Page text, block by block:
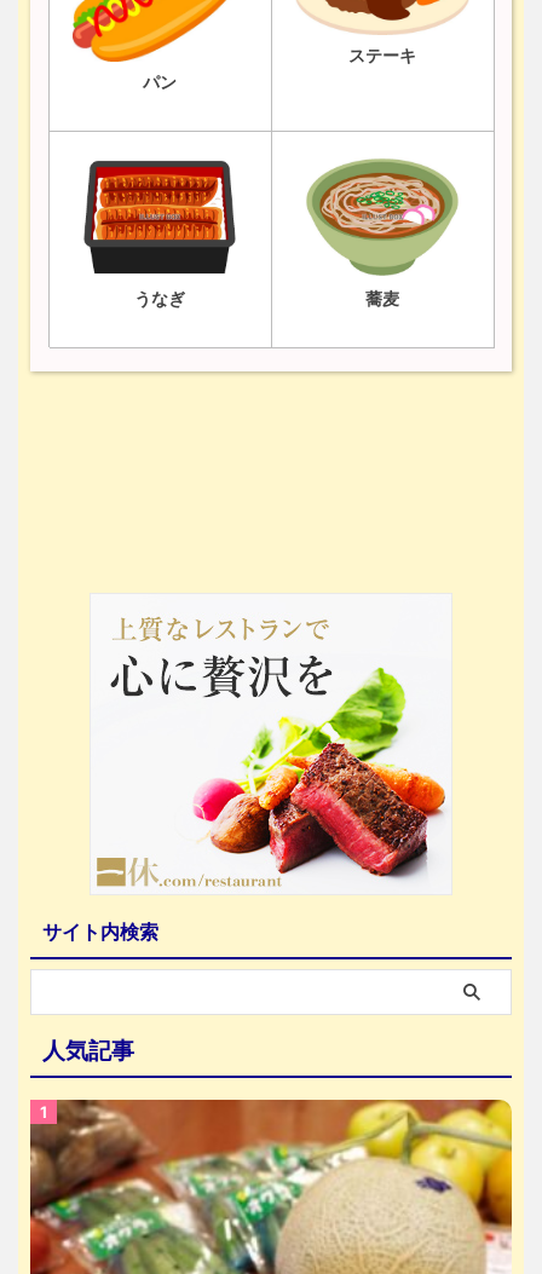
パン
ステーキ
うなぎ 蕎麦
サイト内検索
人気記事